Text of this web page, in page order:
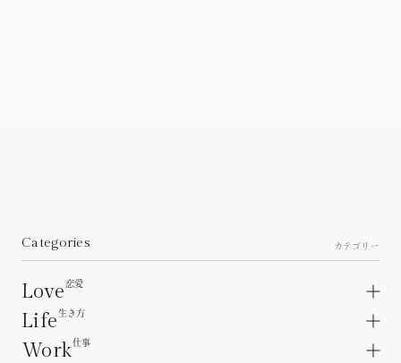
Categories カテゴリー
Love 恋愛
About a lover.
Life 生き方
Work仕事